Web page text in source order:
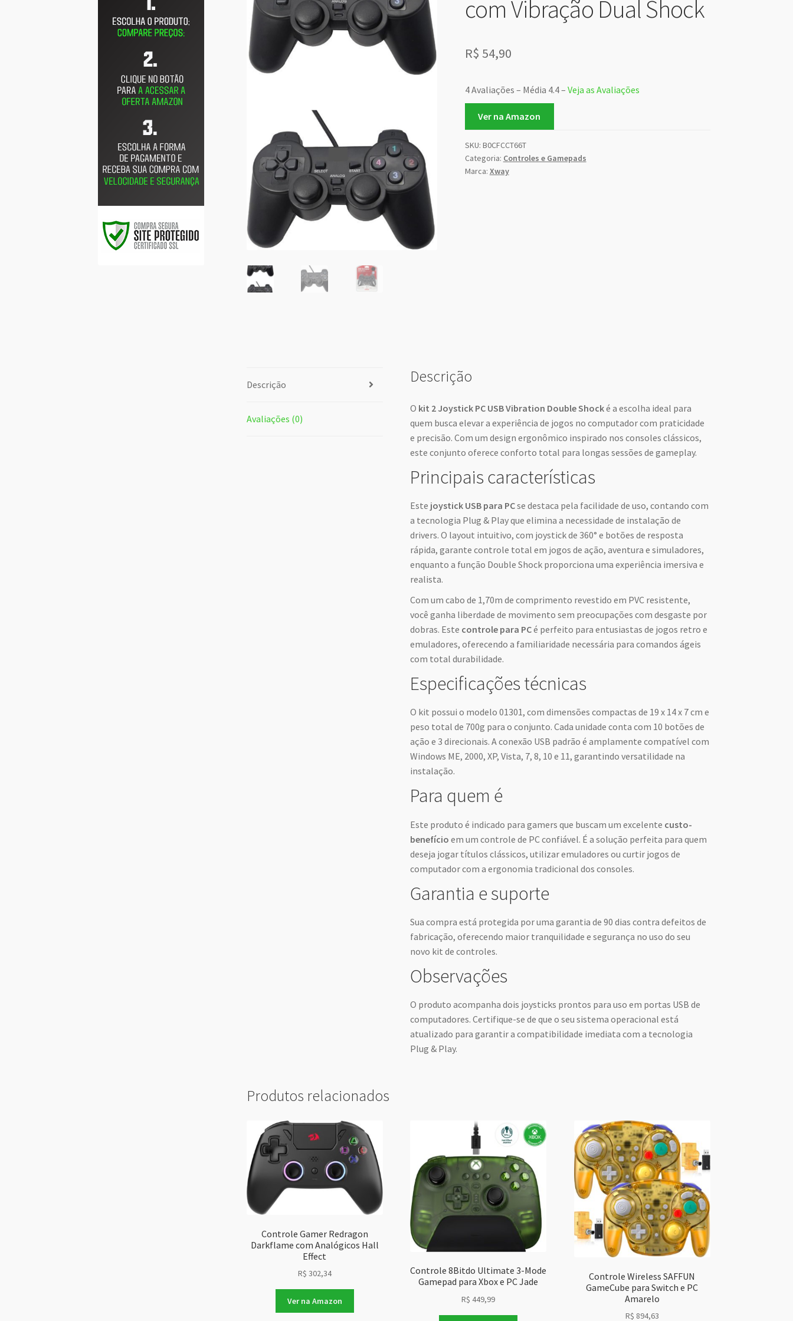
com Vibração Dual Shock
R$ 54,90
4 Avaliações – Média 4.4 – Veja as Avaliações
Ver na Amazon
SKU: B0CFCCT66T
Categoria: Controles e Gamepads
Marca: Xway
Descrição
Avaliações (0)
Descrição
O kit 2 Joystick PC USB Vibration Double Shocké a escolha ideal para
quem busca elevar a experiência de jogos no computador com praticidade
e precisão. Com um design ergonômico inspirado nos consoles clássicos,
este conjunto oferece conforto total para longas sessões de gameplay.
Principais características
Este joystick USB para PCse destaca pela facilidade de uso, contando com
a tecnologia Plug & Play que elimina a necessidade de instalação de
drivers. O layout intuitivo, com joystick de 360° e botões de resposta
rápida, garante controle total em jogos de ação, aventura e simuladores,
enquanto a função Double Shock proporciona uma experiência imersiva e
realista.
Com um cabo de 1,70m de comprimento revestido em PVC resistente,
você ganha liberdade de movimento sem preocupações com desgaste por
dobras. Este controle para PCé perfeito para entusiastas de jogos retro e
emuladores, oferecendo a familiaridade necessária para comandos ágeis
com total durabilidade.
Especificações técnicas
O kit possui o modelo 01301, com dimensões compactas de 19 x 14 x 7 cm e
peso total de 700g para o conjunto. Cada unidade conta com 10 botões de
ação e 3 direcionais. A conexão USB padrão é amplamente compatível com
Windows ME, 2000, XP, Vista, 7, 8, 10 e 11, garantindo versatilidade na
instalação.
Para quem é
Este produto é indicado para gamers que buscam um excelente custo-
benefício em um controle de PC confiável. É a solução perfeita para quem
deseja jogar títulos clássicos, utilizar emuladores ou curtir jogos de
computador com a ergonomia tradicional dos consoles.
Garantia e suporte
Sua compra está protegida por uma garantia de 90 dias contra defeitos de
fabricação, oferecendo maior tranquilidade e segurança no uso do seu
novo kit de controles.
Observações
O produto acompanha dois joysticks prontos para uso em portas USB de
computadores. Certifique-se de que o seu sistema operacional está
atualizado para garantir a compatibilidade imediata com a tecnologia
Plug & Play.
Produtos relacionados
Controle Gamer Redragon
Darkflame com Analógicos Hall
Effect
R$ 302,34
Ver na Amazon
Controle 8Bitdo Ultimate 3-Mode
Gamepad para Xbox e PC Jade
R$ 449,99
Controle Wireless SAFFUN
GameCube para Switch e PC
Amarelo
R$ 894,63